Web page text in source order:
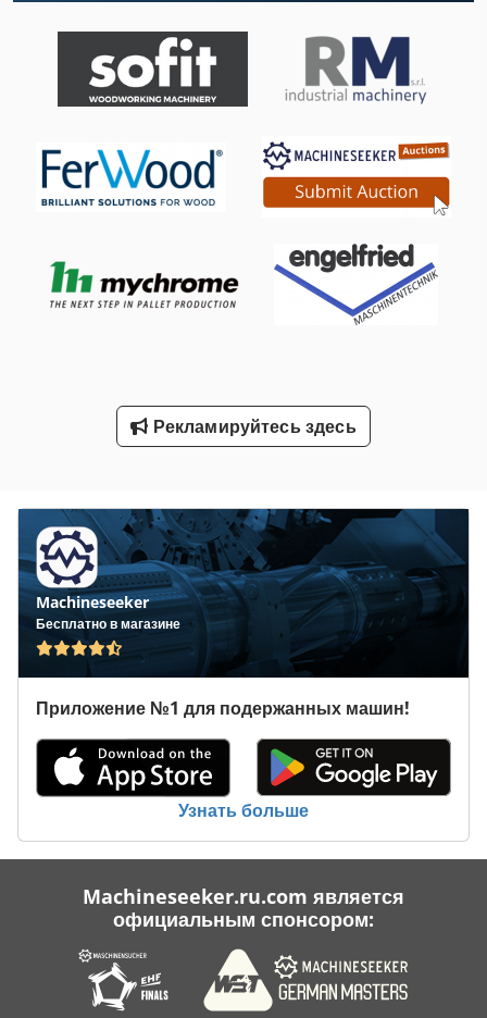
Станки С Чпу
Токарные Станки По Дереву
Транспортная Подставка
Транспортное Средство
Транспортные Средства
Транспортные Ящики
Шлифовальный Станок С Чпу
Рекламируйтесь здесь
Machineseeker
Бесплатно в магазине
Приложение №1 для подержанных машин!
Узнать больше
Machineseeker.ru.com является
официальным спонсором: